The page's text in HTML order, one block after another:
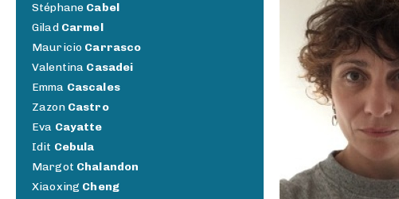
Stéphane Cabel
Gilad Carmel
Mauricio Carrasco
Valentina Casadei
Emma Cascales
Zazon Castro
Eva Cayatte
Idit Cebula
Margot Chalandon
Xiaoxing Cheng